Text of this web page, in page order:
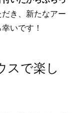
き、新たなアー
いです！
スで楽し